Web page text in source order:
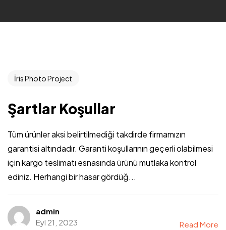
İris Photo Project
Şartlar Koşullar
Tüm ürünler aksi belirtilmediği takdirde firmamızın
garantisi altındadır. Garanti koşullarının geçerli olabilmesi
için kargo teslimatı esnasında ürünü mutlaka kontrol
ediniz. Herhangi bir hasar gördüğ...
admin
Eyl 21, 2023
Read More